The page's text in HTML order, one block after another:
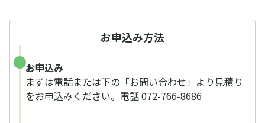
お申込み方法
お申込み
まずは電話または下の「お問い合わせ」より見積り
をお申込みください。電話 072-766-8686